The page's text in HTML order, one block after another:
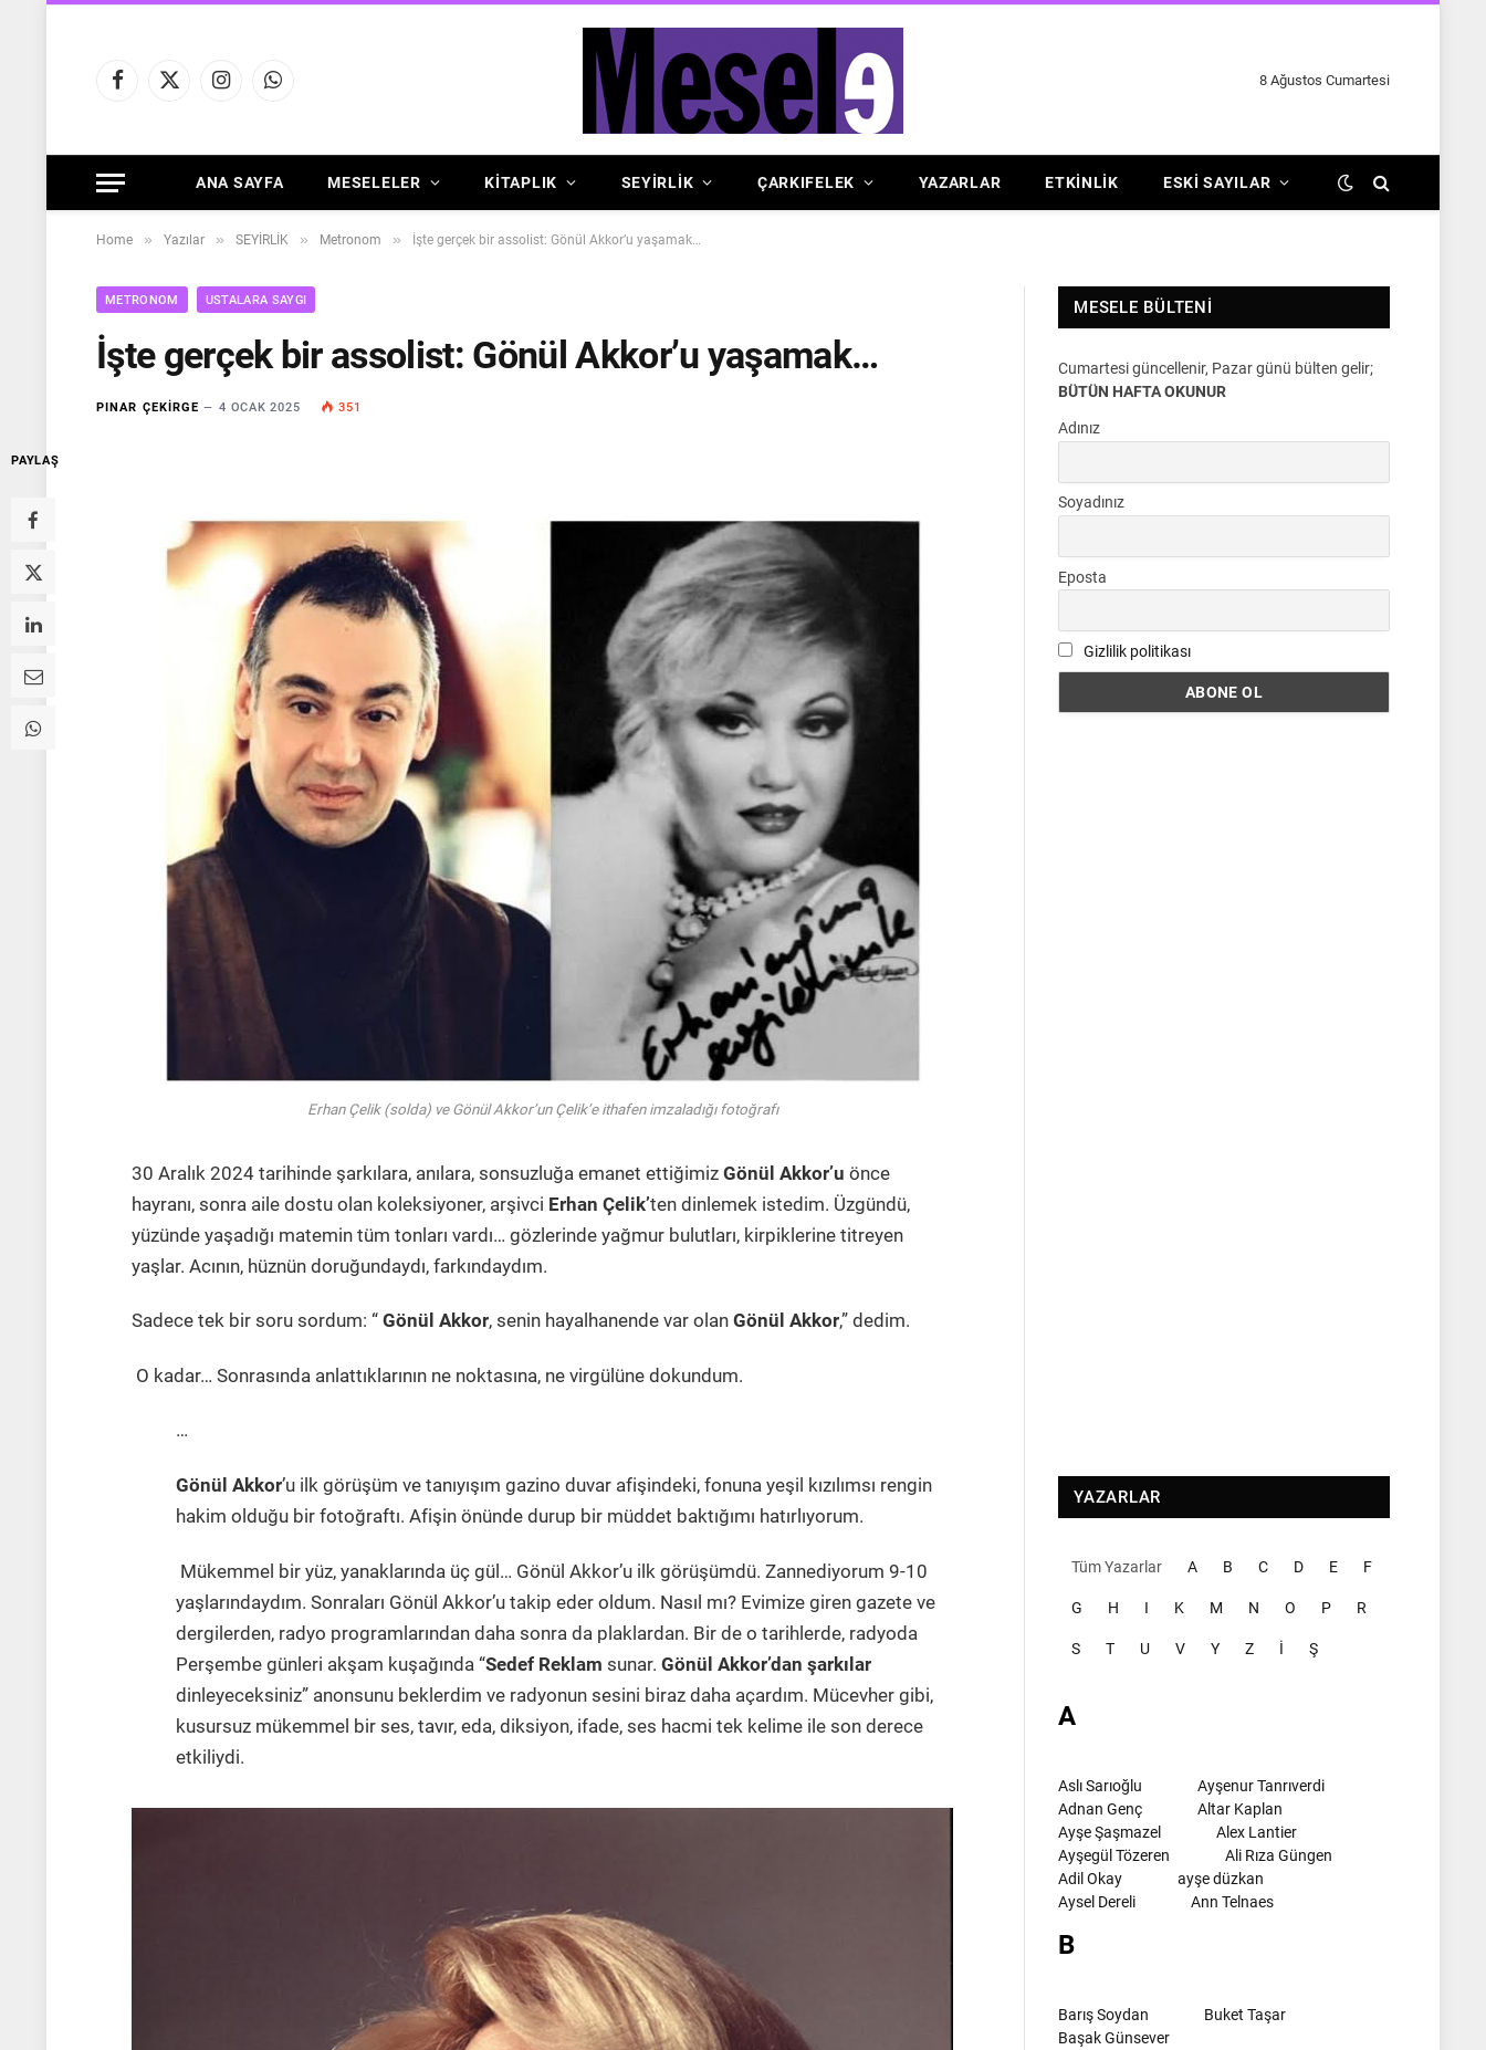
Facebook
X
InstagramWhatsApp
8 Ağustos Cumartesi
ANA SAYFA MESELELER KİTAPLIK SEYİRLİK ÇARKIFELEK YAZARLAR ETKINLIK ESKI SAYILAR
Home » Yazılar » SEYİRLİK » Metronom » İşte gerçek bir assolist: Gönül Akkor’u yaşamak…
METRONOM USTALARA SAYGI
İşte gerçek bir assolist: Gönül Akkor’u yaşamak…
PINAR ÇEKIRGE 4 OCAK 2025 351
PAYLAŞ
Erhan Çelik (solda) ve Gönül Akkor’un Çelik’e ithafen imzaladığı fotoğrafı
30 Aralık 2024 tarihinde şarkılara, anılara, sonsuzluğa emanet ettiğimiz Gönül Akkor’u önce
hayranı, sonra aile dostu olan koleksiyoner, arşivci Erhan Çelik’ten dinlemek istedim. Üzgündü,
yüzünde yaşadığı matemin tüm tonları vardı… gözlerinde yağmur bulutları, kirpiklerine titreyen
yaşlar. Acının, hüznün doruğundaydı, farkındaydım.
Sadece tek bir soru sordum: “ Gönül Akkor, senin hayalhanende var olan Gönül Akkor,” dedim.
O kadar… Sonrasında anlattıklarının ne noktasına, ne virgülüne dokundum.
…
Gönül Akkor’u ilk görüşüm ve tanıyışım gazino duvar afişindeki, fonuna yeşil kızılımsı rengin
hakim olduğu bir fotoğraftı. Afişin önünde durup bir müddet baktığımı hatırlıyorum.
Mükemmel bir yüz, yanaklarında üç gül… Gönül Akkor’u ilk görüşümdü. Zannediyorum 9-10
yaşlarındaydım. Sonraları Gönül Akkor’u takip eder oldum. Nasıl mı? Evimize giren gazete ve
dergilerden, radyo programlarından daha sonra da plaklardan. Bir de o tarihlerde, radyoda
Perşembe günleri akşam kuşağında “Sedef Reklam sunar. Gönül Akkor’dan şarkılar
dinleyeceksiniz” anonsunu beklerdim ve radyonun sesini biraz daha açardım. Mücevher gibi,
kusursuz mükemmel bir ses, tavır, eda, diksiyon, ifade, ses hacmi tek kelime ile son derece
etkiliydi.
MESELE BÜLTENI
Cumartesi güncellenir, Pazar günü bülten gelir;
BÜTÜN HAFTA OKUNUR
Adınız
Soyadınız
Eposta
Gizlilik politikası
YAZARLAR
Tüm Yazarlar A B C D E F
G H I K M N O P R
S T U V Y Z İ Ş
A
Aslı Sarıoğlu
Ayşenur Tanrıverdi
Adnan Genç
Altar Kaplan
Ayşe Şaşmazel
Alex Lantier
Ayşegül Tözeren
Ali Rıza Güngen
Adil Okay
ayşe düzkan
Aysel Dereli
Ann Telnaes
B
Barış Soydan
Buket Taşar
Başak Günsever